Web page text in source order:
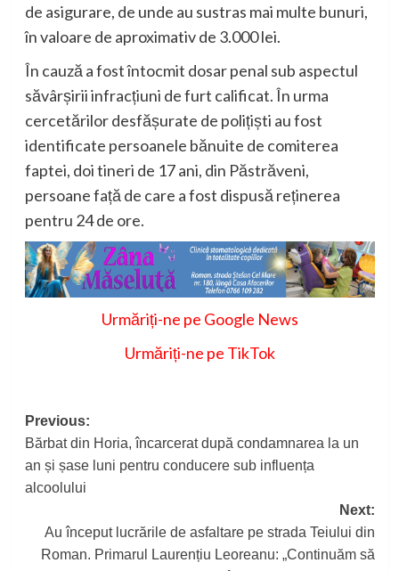
de asigurare, de unde au sustras mai multe bunuri,
în valoare de aproximativ de 3.000 lei.
În cauză a fost întocmit dosar penal sub aspectul
săvârșirii infracțiuni de furt calificat. În urma
cercetărilor desfășurate de polițiști au fost
identificate persoanele bănuite de comiterea
faptei, doi tineri de 17 ani, din Păstrăveni,
persoane față de care a fost dispusă reținerea
pentru 24 de ore.
Urmăriți-ne pe Google News
Urmăriți-ne pe TikTok
Post
navigation
Previous:
Bărbat din Horia, încarcerat după condamnarea la un
an și șase luni pentru conducere sub influența
alcoolului
Next:
Au început lucrările de asfaltare pe strada Teiului din
Roman. Primarul Laurențiu Leoreanu: „Continuăm să